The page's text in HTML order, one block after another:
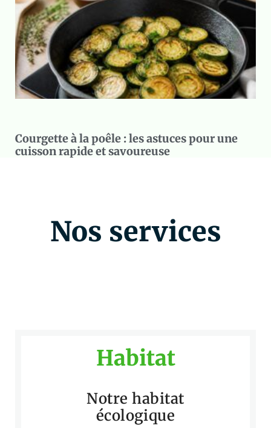
Courgette à la poêle : les astuces pour une
cuisson rapide et savoureuse
Nos services
Habitat
Notre habitat
écologique